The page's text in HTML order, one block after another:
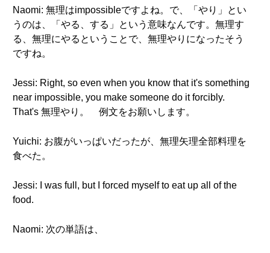
Naomi: 無理はimpossibleですよね。で、「やり」とい
うのは、「やる、する」という意味なんです。無理す
る、無理にやるということで、無理やりになったそう
ですね。
Jessi: Right, so even when you know that it's something
near impossible, you make someone do it forcibly.
That's 無理やり。 例文をお願いします。
Yuichi: お腹がいっぱいだったが、無理矢理全部料理を
食べた。
Jessi: I was full, but I forced myself to eat up all of the
food.
Naomi: 次の単語は、